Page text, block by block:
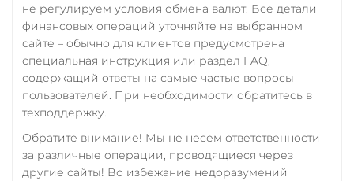
не регулируем условия обмена валют. Все детали
финансовых операций уточняйте на выбранном
сайте – обычно для клиентов предусмотрена
специальная инструкция или раздел FAQ,
содержащий ответы на самые частые вопросы
пользователей. При необходимости обратитесь в
техподдержку.
Обратите внимание! Мы не несем ответственности
за различные операции, проводящиеся через
другие сайты! Во избежание недоразумений